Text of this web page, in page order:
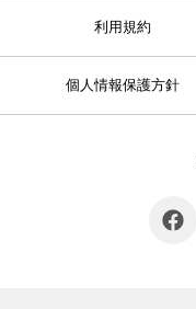
利用規約
個人情報保護方針